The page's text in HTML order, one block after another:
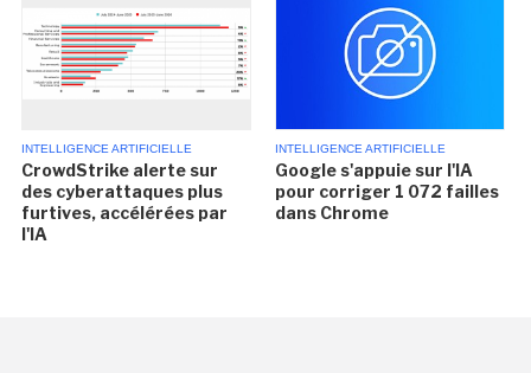
INTELLIGENCE ARTIFICIELLE
CrowdStrike alerte sur
des cyberattaques plus
furtives, accélérées par
l'IA
INTELLIGENCE ARTIFICIELLE
Google s'appuie sur l'IA
pour corriger 1 072 failles
dans Chrome